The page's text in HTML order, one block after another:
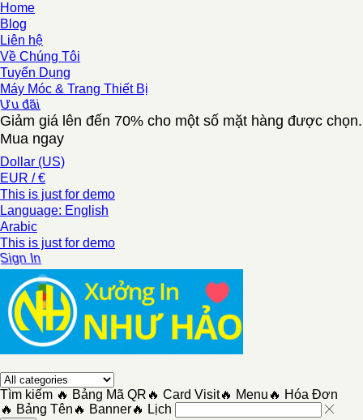
Home
Blog
Liên hệ
Về Chúng Tôi
Tuyển Dụng
Máy Móc & Trang Thiết Bị
đãi
Giảm giá lên đến 70% cho một số mặt hàng được chọn.
Mua ngay
Dollar (US)
EUR / €
This is just for demo
Language: English
Arabic
This is just for demo
In
Tìm kiếm 🔥 Bảng Mã QR 🔥 Card Visit🔥 Menu 🔥 Hóa Đơn
🔥 Bảng Tên 🔥 Banner🔥 Lịch